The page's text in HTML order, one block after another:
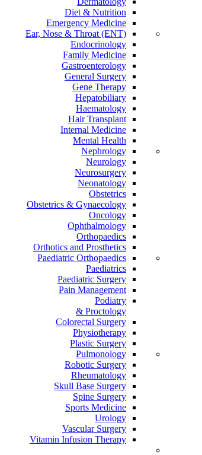
Diet & Nutrition
Emergency Medicine
Ear, Nose & Throat (ENT)
Endocrinology
Family Medicine
Gastroenterology
General Surgery
Gene Therapy
Hepatobiliary
Haematology
Hair Transplant
Internal Medicine
Mental Health
Nephrology
Neurology
Neurosurgery
Neonatology
Obstetrics
Obstetrics & Gynaecology
Oncology
Ophthalmology
Orthopaedics
Orthotics and Prosthetics
Paediatric Orthopaedics
Paediatrics
Paediatric Surgery
Pain Management
Podiatry
Proctology &
Colorectal Surgery
Physiotherapy
Plastic Surgery
Pulmonology
Robotic Surgery
Rheumatology
Skull Base Surgery
Spine Surgery
Sports Medicine
Urology
Vascular Surgery
Vitamin Infusion Therapy